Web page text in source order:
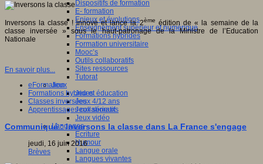
Dispositifs de formation
E- formation
Enjeux et évolutions
Enseignement supérieur et numérique
Formations hybrides
Formation universitaire
Mooc’s
Outils collaboratifs
Sites ressources
Tutorat
Jeux
Jeu et éducation
Jeux 4/12 ans
Jeux sérieux
Jeux vidéo
Langages
Ecriture
Humour
Langue orale
Langues vivantes
Inversons la classe ! innove et lance la 2ème édition de « la semaine de la
classe inversée » sous le haut-patronage de la Ministre de l’Education
Nationale
En savoir plus...
eFormation
Formations hybrides
Classes inversées
Apprentissages collaboratifs
Communiqué : Inversons la classe dans La France s'engage
jeudi, 16 juin 2016
Brèves